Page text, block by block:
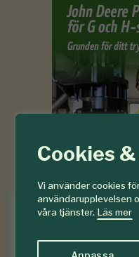
Cookies
Vi använder cookies
användarupplevelsen
våra tjänster. Läs mer
Med